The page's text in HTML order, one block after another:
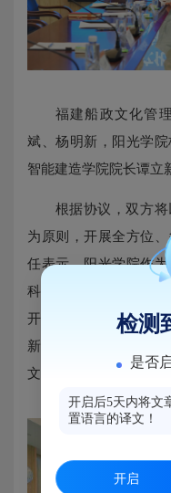
福建船政文化管
斌、杨明新，阳光学
智能建造学院院长谭立
根据协议，双方
为原则，开展全方位
任表示，阳光学院作
科建设扎实、人才培
开展实践教育，学生
新起点，共建实践平
文化传承发展。
检测
是否
开启后5天内将文
置语言的译文！
开启